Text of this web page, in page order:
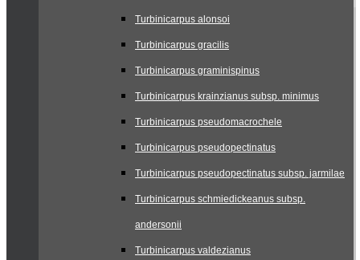
Turbinicarpus alonsoi
Turbinicarpus gracilis
Turbinicarpus graminispinus
Turbinicarpus krainzianus subsp. minimus
Turbinicarpus pseudomacrochele
Turbinicarpus pseudopectinatus
Turbinicarpus pseudopectinatus subsp. jarmilae
Turbinicarpus schmiedickeanus subsp.
andersonii
Turbinicarpus valdezianus